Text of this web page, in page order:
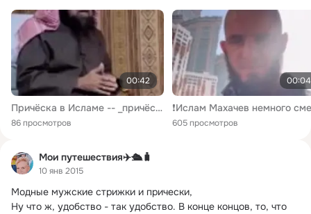
00:42
Причёска в Исламе -- _причёска _ислам _недозволено(360P).mp4
86 просмотров
00:04
605 просмотров
Мои путешествия✈️🛳️🧳
10 янв 2015
Модные мужские стрижки и прически,
Ну что ж, удобство - так удобство. В конце концов, то, что